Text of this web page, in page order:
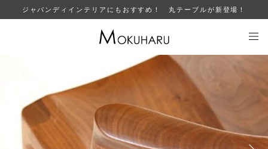
ジャパンディインテリアにもおすすめ！ 丸テーブルが新登場！